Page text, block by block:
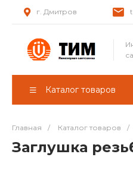
г. Дмитров
Каталог товаров
Главная / Каталог товаров /
Заглушка